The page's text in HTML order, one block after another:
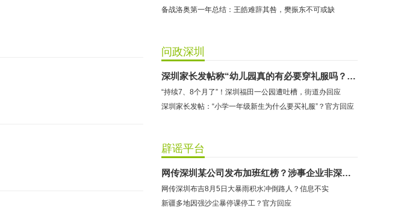
备战洛奥第一年总结：王皓难辞其咎，樊振东不可或缺
问政深圳
深圳家长发帖称“幼儿园真的有必要穿礼服吗？”教育局回应
“持续7、8个月了”！深圳福田一公园遭吐槽，街道办回应
深圳家长发帖：“小学一年级新生为什么要买礼服”？官方回应
辟谣平台
网传深圳某公司发布加班红榜？涉事企业非深圳企业
网传深圳布吉8月5日大暴雨积水冲倒路人？信息不实
新疆多地因强沙尘暴停课停工？官方回应
哈尔特健身：商家拒不配合调解
香港卡依宝贝国际婴幼儿游泳馆：商家停业未退费
龅牙兔儿童情商训练营：商家承诺退费未履行